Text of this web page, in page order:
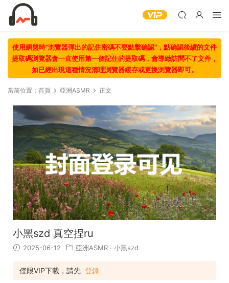
使用網盤時“浏覽器彈出的記住密碼不要點擊确認“，點确認後續的文件
提取碼浏覽器會一直使用第一個記住的提取碼，會導緻訪問不了文件，
如已經出現這種情況清理浏覽器緩存或更換浏覽器即可。
當前位置： 首頁 亞洲ASMR 正文
小黑szd 真空捏ru
2025-06-12 亞洲ASMR · 小黑szd
僅限VIP下載，請先 登錄